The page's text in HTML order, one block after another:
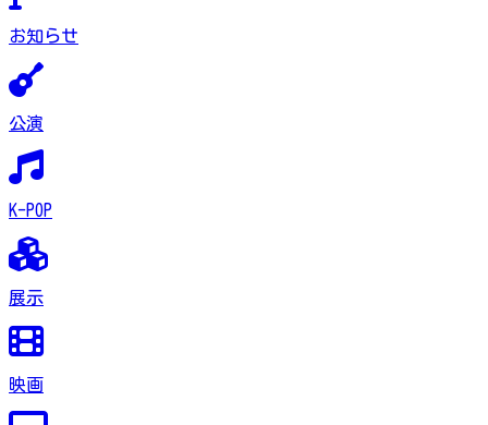
お知らせ
公演
K-POP
展示
映画